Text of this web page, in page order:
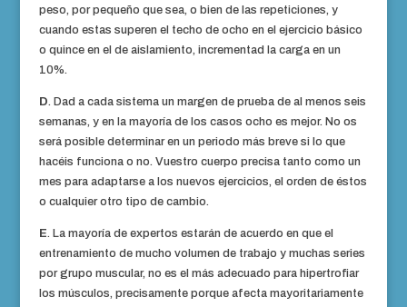
peso, por pequeño que sea, o bien de las repeticiones, y
cuando estas superen el techo de ocho en el ejercicio básico
o quince en el de aislamiento, incrementad la carga en un
10%.
D. Dad a cada sistema un margen de prueba de al menos seis
semanas, y en la mayoría de los casos ocho es mejor. No os
será posible determinar en un periodo más breve si lo que
hacéis funciona o no. Vuestro cuerpo precisa tanto como un
mes para adaptarse a los nuevos ejercicios, el orden de éstos
o cualquier otro tipo de cambio.
E. La mayoría de expertos estarán de acuerdo en que el
entrenamiento de mucho volumen de trabajo y muchas series
por grupo muscular, no es el más adecuado para hipertrofiar
los músculos, precisamente porque afecta mayoritariamente